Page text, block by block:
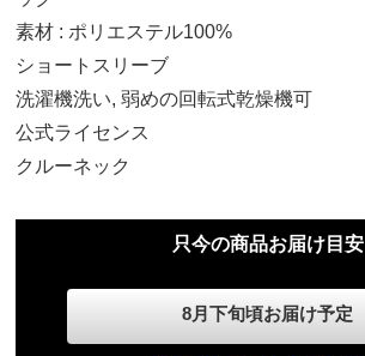
素材 : ポリエステル100%
ショートスリーブ
洗濯機洗い, 弱めの回転式乾燥機可
公式ライセンス
クルーネック
只今の商品お届け目安
8月下旬頃お届け予定
11,570円(税込)
12 MO